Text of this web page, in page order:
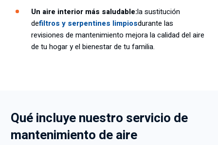
Un aire interior más saludable:la sustitución
defiltros y serpentines limpiosdurante las
revisiones de mantenimiento mejora la calidad del aire
de tu hogar y el bienestar de tu familia.
Qué incluye nuestro servicio de
mantenimiento de aire